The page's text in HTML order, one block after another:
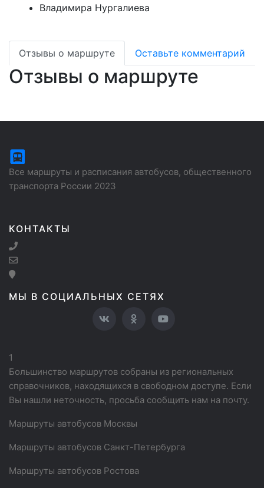
Владимира Нургалиева
Отзывы о маршруте Оставьте комментарий
Отзывы о маршруте
Все маршруты и расписания автобусов, общественного
транспорта России 2023
КОНТАКТЫ
МЫ В СОЦИАЛЬНЫХ СЕТЯХ
1
Большинство маршрутов собраны из региональных
справочников, находящихся в свободном доступе. Если
Вы нашли неточность, просьба сообщить нам на почту.
Маршруты автобусов Москвы
Маршруты автобусов Санкт-Петербурга
Маршруты автобусов Ростова